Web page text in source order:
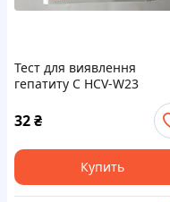
Тест для виявлення
гепатиту С HCV-W23
32₴
Купить